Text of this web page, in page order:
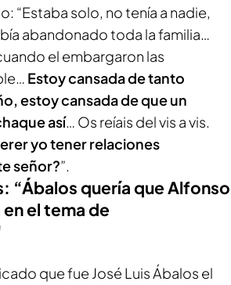
“Estaba solo, no tenía a nadie,
abandonado toda la familia…
el embargaron las
Estoy cansada de tanto
estoy cansada de que un
así… Os reíais del vis a vis.
yo tener relaciones
señor?”.
“Ábalos quería que Alfonso
el tema de
que fue José Luis Ábalos el